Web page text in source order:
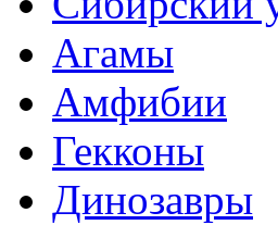
Агамы
Амфибии
Гекконы
Динозавры